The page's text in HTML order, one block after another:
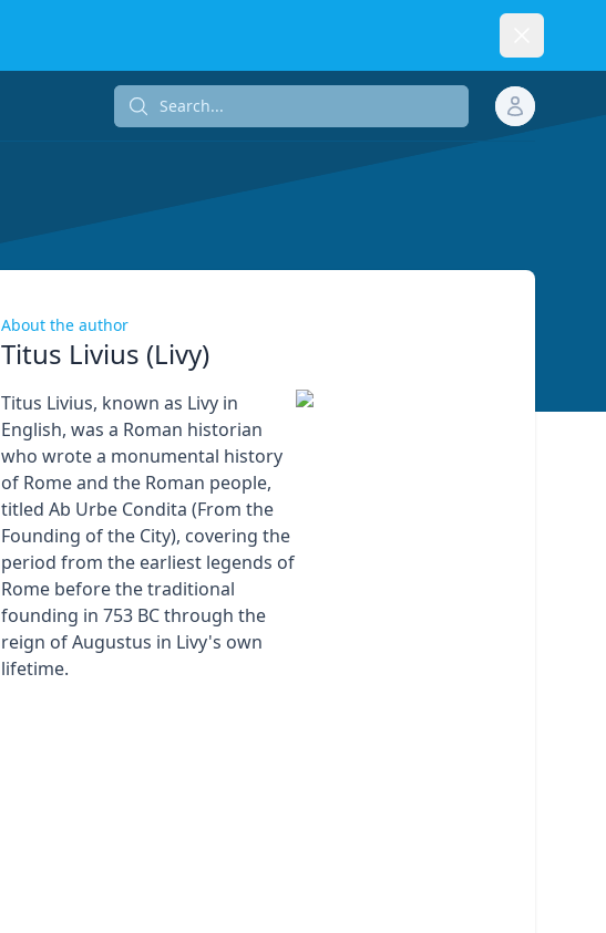
Search...
About the author
Titus Livius (Livy)
Titus Livius, known as Livy in
English, was a Roman historian
who wrote a monumental history
of Rome and the Roman people,
titled Ab Urbe Condita (From the
Founding of the City), covering the
period from the earliest legends of
Rome before the traditional
founding in 753 BC through the
reign of Augustus in Livy's own
lifetime.